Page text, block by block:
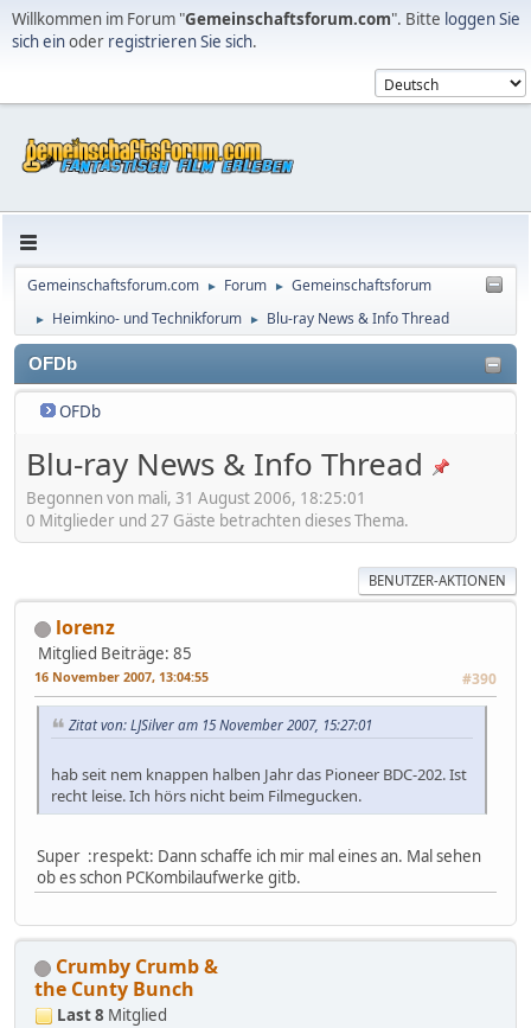
Willkommen im Forum "Gemeinschaftsforum.com". Bitte loggen Sie
sich einoder registrieren Sie sich.
Gemeinschaftsforum.com ► Forum ► Gemeinschaftsforum
► Heimkino- und Technikforum ► Blu-ray News & Info Thread
OFDb
OFDb
Blu-ray News & Info Thread
Begonnen von mali, 31 August 2006, 18:25:01
0 Mitglieder und 27 Gäste betrachten dieses Thema.
BENUTZER-AKTIONEN
lorenz
Mitglied Beiträge: 85
16 November 2007, 13:04:55 #390
Zitat von: LJSilver am 15 November 2007, 15:27:01
hab seit nem knappen halben Jahr das Pioneer BDC-202. Ist
recht leise. Ich hörs nicht beim Filmegucken.
Super :respekt: Dann schaffe ich mir mal eines an. Mal sehen
ob es schon PCKombilaufwerke gitb.
Crumby Crumb &
the Cunty Bunch
Last 8 Mitglied